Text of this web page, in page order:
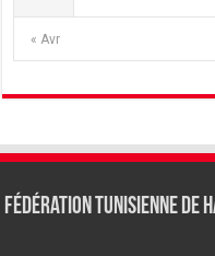
« Avr
Fédération tunisienne de